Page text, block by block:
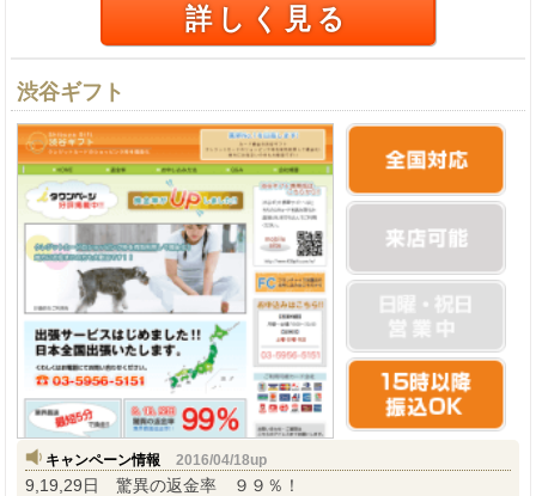
詳しく見る
渋谷ギフト
キャンペーン情報 2016/04/18up
9,19,29日 驚異の返金率 ９９％！